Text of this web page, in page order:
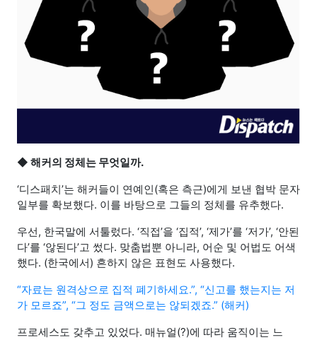
◆ 해커의 정체는 무엇일까.
‘디스패치’는 해커들이 연예인(혹은 측근)에게 보낸 협박 문자
일부를 확보했다. 이를 바탕으로 그들의 정체를 유추했다.
우선, 한국말에 서툴렀다. ‘직접’을 ‘집적’, ‘제가’를 ‘저가’, ‘안된
다’를 ‘않된다’고 썼다. 맞춤법뿐 아니라, 어순 및 어법도 어색
했다. (한국에서) 흔하지 않은 표현도 사용했다.
“자료는 원격상으로 집적 폐기하세요.”, “신고를 했는지는 저
가 모르죠”, “그 정도 금액으로는 않되겠죠.” (해커)
프로세스도 갖추고 있었다. 매뉴얼(?)에 따라 움직이는 느